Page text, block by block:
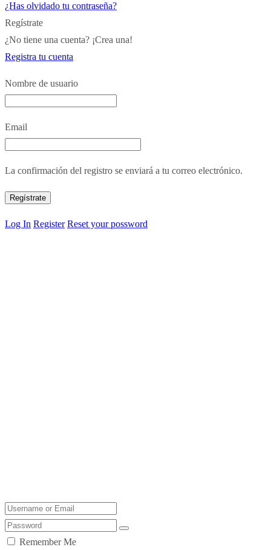
¿Has olvidado tu contraseña?
Regístrate
¿No tiene una cuenta? ¡Crea una!
Registra tu cuenta
Nombre de usuario
Email
La confirmación del registro se enviará a tu correo electrónico.
Log In Register Reset your possword
Remember Me